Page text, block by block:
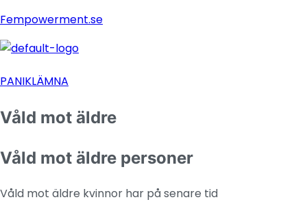
Fempowerment.se
PANIKLÄMNA
Våld mot äldre
Våld mot äldre personer
Våld mot äldre kvinnor har på senare tid